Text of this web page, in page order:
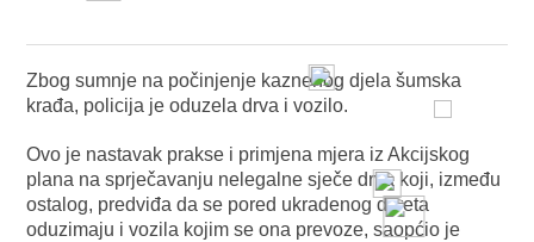
Zbog sumnje na počinjenje kaznenog djela šumska
krađa, policija je oduzela drva i vozilo.
Ovo je nastavak prakse i primjena mjera iz Akcijskog
plana na sprječavanju nelegalne sječe drva koji, između
ostalog, predviđa da se pored ukradenog drveta
oduzimaju i vozila kojim se ona prevoze, saopćio je